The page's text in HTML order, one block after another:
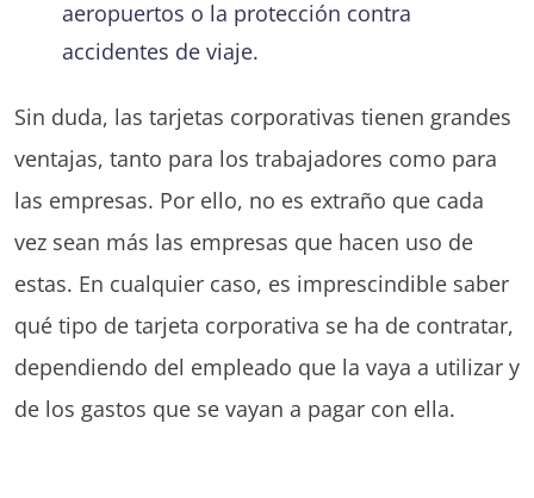
aeropuertos o la protección contra
accidentes de viaje.
Sin duda, las tarjetas corporativas tienen grandes
ventajas, tanto para los trabajadores como para
las empresas. Por ello, no es extraño que cada
vez sean más las empresas que hacen uso de
estas. En cualquier caso, es imprescindible saber
qué tipo de tarjeta corporativa se ha de contratar,
dependiendo del empleado que la vaya a utilizar y
de los gastos que se vayan a pagar con ella.